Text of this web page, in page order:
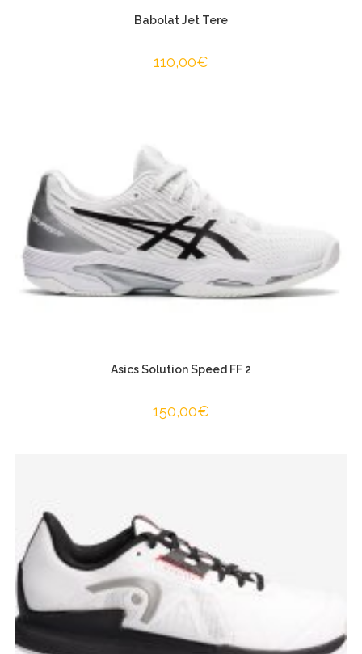
Babolat Jet Tere
110,00€
Asics Solution Speed FF 2
150,00€